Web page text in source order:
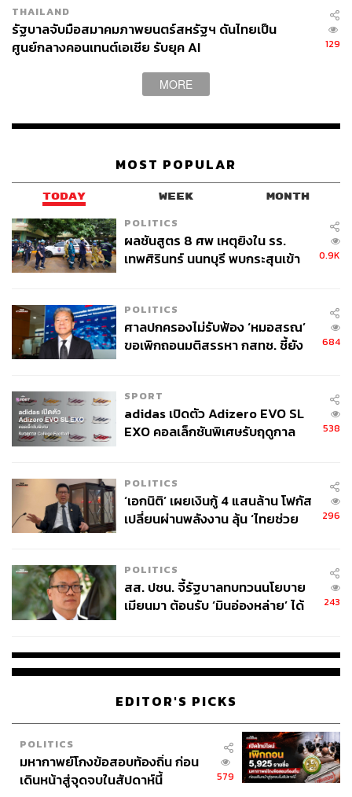
THAILAND
รัฐบาลจับมือสมาคมภาพยนตร์สหรัฐฯ ดันไทยเป็น
ศูนย์กลางคอนเทนต์เอเชีย รับยุค AI
129
MORE
MOST POPULAR
TODAY WEEK MONTH
POLITICS
ผลชันสูตร 8 ศพ เหตุยิงใน รร.
เทพศิรินทร์ นนทบุรี พบกระสุนเข้า
0.9K
POLITICS
ศาลปกครองไม่รับฟ้อง ‘หมอสรณ’
ขอเพิกถอนมติสรรหา กสทช. ชี้ยัง
684
SPORT
adidas เปิดตัว Adizero EVO SL
EXO คอลเล็กชันพิเศษรับฤดูกาล
538
POLITICS
‘เอกนิติ’ เผยเงินกู้ 4 แสนล้าน โฟกัส
เปลี่ยนผ่านพลังงาน ลุ้น ‘ไทยช่วย
296
POLITICS
สส. ปชน. จี้รัฐบาลทบทวนนโยบาย
เมียนมา ต้อนรับ ‘มินอ่องหล่าย’ ได้
243
EDITOR'S PICKS
POLITICS
มหากาพย์โกงข้อสอบท้องถิ่น ก่อน
เดินหน้าสู่จุดจบในสัปดาห์นี้
579